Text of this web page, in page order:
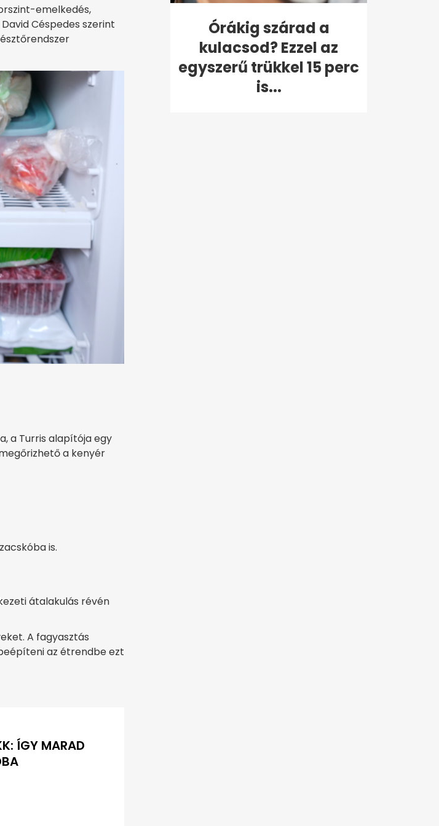
emelkedés,
Céspedes szerint
a Turris alapítója egy
a kenyér
is.
átalakulás révén
A fagyasztás
az étrendbe ezt
ÍGY MARAD
Órákig szárad a
kulacsod? Ezzel az
egyszerű trükkel 15 perc
is...